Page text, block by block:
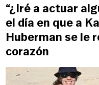
“¿Iré a actuar
el día en que a
Huberman se le
corazón